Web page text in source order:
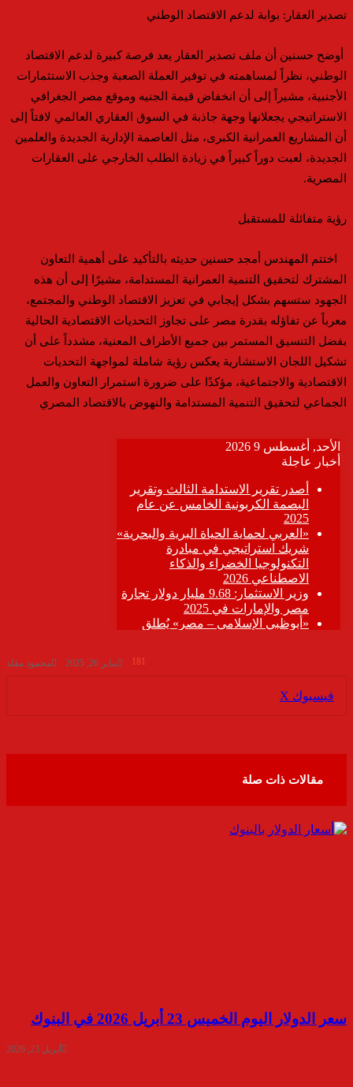
تصدير العقار: بوابة لدعم الاقتصاد الوطني
أوضح حسنين أن ملف تصدير العقار يعد فرصة كبيرة لدعم الاقتصاد
الوطني، نظراً لمساهمته في توفير العملة الصعبة وجذب الاستثمارات
الأجنبية، مشيراً إلى أن انخفاض قيمة الجنيه وموقع مصر الجغرافي
الاستراتيجي يجعلانها وجهة جاذبة في السوق العقاري العالمي لافتاً إلى
أن المشاريع العمرانية الكبرى، مثل العاصمة الإدارية الجديدة والعلمين
الجديدة، لعبت دوراً كبيراً في زيادة الطلب الخارجي على العقارات
المصرية.
رؤية متفائلة للمستقبل
اختتم المهندس أمجد حسنين حديثه بالتأكيد على أهمية التعاون
المشترك لتحقيق التنمية العمرانية المستدامة، مشيرًا إلى أن هذه
الجهود ستسهم بشكل إيجابي في تعزيز الاقتصاد الوطني والمجتمع،
معرباً عن تفاؤله بقدرة مصر على تجاوز التحديات الاقتصادية الحالية
بفضل التنسيق المستمر بين جميع الأطراف المعنية، مشدداً
على أن
تشكيل اللجان الاستشارية يعكس رؤية شاملة لمواجهة التحديات
الاقتصادية والاجتماعية، مؤكدًا على ضرورة استمرار التعاون والعمل
الجماعي لتحقيق التنمية المستدامة والنهوض بالاقتصاد المصري
محمود مقلد يناير 26, 2025 181
فيسبوك ‫X
مقالات ذات صلة
سعر الدولار اليوم الخميس 23 أبريل 2026 في البنوك
أبريل 23, 2026